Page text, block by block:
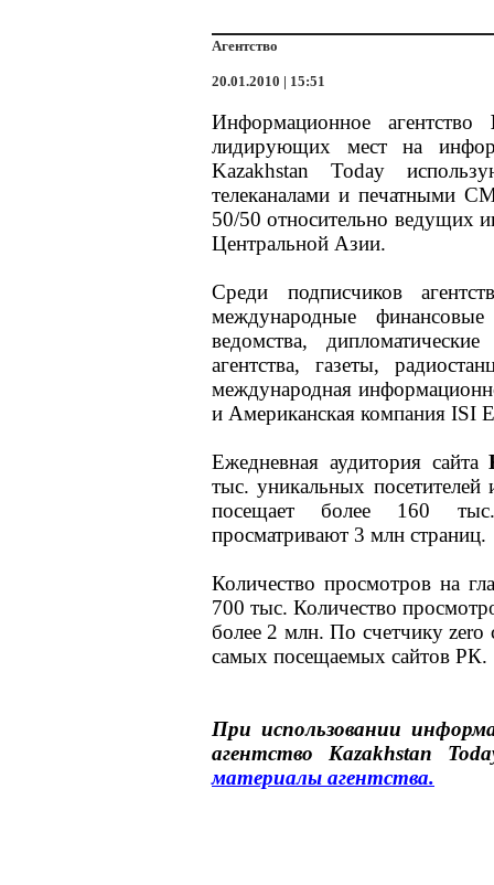
Агентство
20.01.2010 | 15:51
Информационное агентство
лидирующих мест на
Kazakhstan Today
телеканалами и печатными
50/50 относительно ведущих
Центральной Азии.
Среди подписчиков
международные
ведомства,
агентства, газеты,
международная
и Американская компания ISI
Ежедневная аудитория сайта
тыс. уникальных
посещает более 160 тыс.
просматривают 3 млн страниц.
Количество просмотров на
700 тыс. Количество
более 2 млн. По счетчику zero
самых посещаемых сайтов РК.
При использовании
агентство Kazakhstan
материалы агентства.